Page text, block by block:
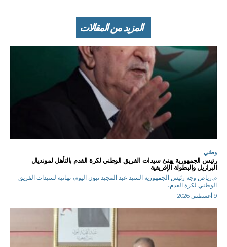
المزيد من المقالات
وطني
رئيس الجمهورية يهنئ سيدات الفريق الوطني لكرة القدم بالتأهل لمونديال
البرازيل والبطولة الإفريقية
م.رياض وجه رئيس الجمهورية السيد عبد المجيد تبون اليوم، تهانيه لسيدات الفريق
الوطني لكرة القدم،...
9 أغسطس 2026